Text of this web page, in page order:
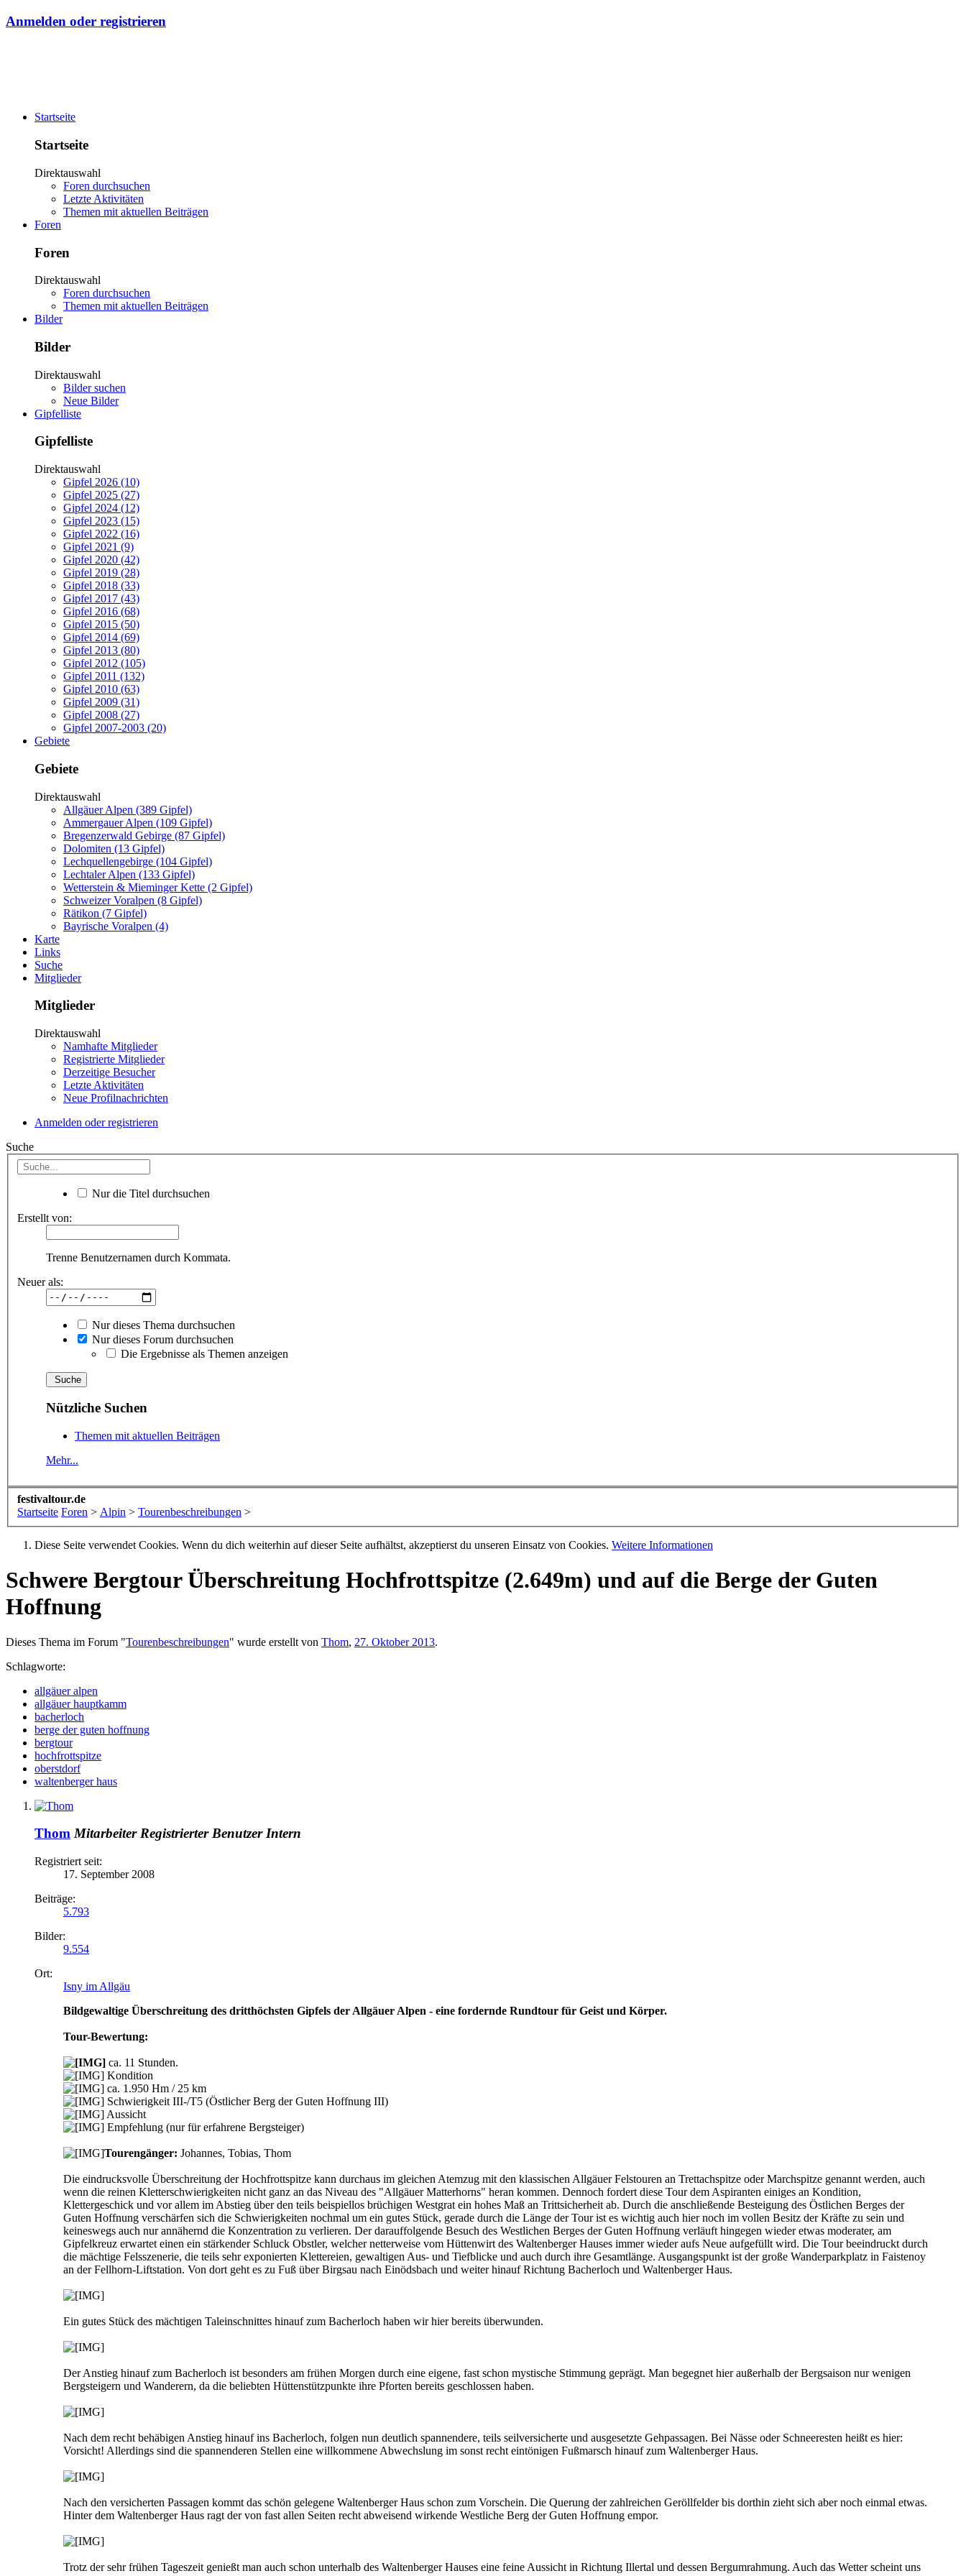
Anmelden oder registrieren
Startseite
Startseite
Direktauswahl
Foren durchsuchen
Letzte Aktivitäten
Themen mit aktuellen Beiträgen
Foren
Foren
Direktauswahl
Foren durchsuchen
Themen mit aktuellen Beiträgen
Bilder
Bilder
Direktauswahl
Bilder suchen
Neue Bilder
Gipfelliste
Gipfelliste
Direktauswahl
Gipfel 2026 (10)
Gipfel 2025 (27)
Gipfel 2024 (12)
Gipfel 2023 (15)
Gipfel 2022 (16)
Gipfel 2021 (9)
Gipfel 2020 (42)
Gipfel 2019 (28)
Gipfel 2018 (33)
Gipfel 2017 (43)
Gipfel 2016 (68)
Gipfel 2015 (50)
Gipfel 2014 (69)
Gipfel 2013 (80)
Gipfel 2012 (105)
Gipfel 2011 (132)
Gipfel 2010 (63)
Gipfel 2009 (31)
Gipfel 2008 (27)
Gipfel 2007-2003 (20)
Gebiete
Gebiete
Direktauswahl
Allgäuer Alpen (389 Gipfel)
Ammergauer Alpen (109 Gipfel)
Bregenzerwald Gebirge (87 Gipfel)
Dolomiten (13 Gipfel)
Lechquellengebirge (104 Gipfel)
Lechtaler Alpen (133 Gipfel)
Wetterstein & Mieminger Kette (2 Gipfel)
Schweizer Voralpen (8 Gipfel)
Rätikon (7 Gipfel)
Bayrische Voralpen (4)
Karte
Links
Suche
Mitglieder
Mitglieder
Direktauswahl
Namhafte Mitglieder
Registrierte Mitglieder
Derzeitige Besucher
Letzte Aktivitäten
Neue Profilnachrichten
Anmelden oder registrieren
Suche
Nur die Titel durchsuchen
Erstellt von:
Trenne Benutzernamen durch Kommata.
Neuer als:
Nur dieses Thema durchsuchen
Nur dieses Forum durchsuchen
Die Ergebnisse als Themen anzeigen
Nützliche Suchen
Themen mit aktuellen Beiträgen
Mehr...
festivaltour.de
Startseite Foren > Alpin > Tourenbeschreibungen >
Diese Seite verwendet Cookies. Wenn du dich weiterhin auf dieser Seite aufhältst, akzeptierst du unseren Einsatz von Cookies. Weitere Informationen
Schwere BergtourÜberschreitung Hochfrottspitze (2.649m) und auf die Berge der Guten
Hoffnung
Dieses Thema im Forum "Tourenbeschreibungen" wurde erstellt von Thom, 27. Oktober 2013.
Schlagworte:
allgäuer alpen
allgäuer hauptkamm
bacherloch
berge der guten hoffnung
bergtour
hochfrottspitze
oberstdorf
waltenberger haus
Thom Mitarbeiter Registrierter Benutzer Intern
Registriert seit:
17. September 2008
Beiträge:
5.793
Bilder:
9.554
Ort:
Isny im Allgäu
Bildgewaltige Überschreitung des dritthöchsten Gipfels der Allgäuer Alpen - eine fordernde Rundtour für Geist und Körper.
Tour-Bewertung:
ca. 11 Stunden.
Kondition
ca. 1.950 Hm / 25 km
Schwierigkeit III-/T5 (Östlicher Berg der Guten Hoffnung III)
Aussicht
Empfehlung (nur für erfahrene Bergsteiger)
Tourengänger: Johannes, Tobias, Thom
Die eindrucksvolle Überschreitung der Hochfrottspitze kann durchaus im gleichen Atemzug mit den klassischen Allgäuer Felstouren an Trettachspitze oder Marchspitze genannt werden, auch
wenn die reinen Kletterschwierigkeiten nicht ganz an das Niveau des "Allgäuer Matterhorns" heran kommen. Dennoch fordert diese Tour dem Aspiranten einiges an Kondition,
Klettergeschick und vor allem im Abstieg über den teils beispiellos brüchigen Westgrat ein hohes Maß an Trittsicherheit ab. Durch die anschließende Besteigung des Östlichen Berges der
Guten Hoffnung verschärfen sich die Schwierigkeiten nochmal um ein gutes Stück, gerade durch die Länge der Tour ist es wichtig auch hier noch im vollen Besitz der Kräfte zu sein und
keineswegs auch nur annähernd die Konzentration zu verlieren. Der darauffolgende Besuch des Westlichen Berges der Guten Hoffnung verläuft hingegen wieder etwas moderater, am
Gipfelkreuz erwartet einen ein stärkender Schluck Obstler, welcher netterweise vom Hüttenwirt des Waltenberger Hauses immer wieder aufs Neue aufgefüllt wird. Die Tour beeindruckt durch
die mächtige Felsszenerie, die teils sehr exponierten Klettereien, gewaltigen Aus- und Tiefblicke und auch durch ihre Gesamtlänge. Ausgangspunkt ist der große Wanderparkplatz in Faistenoy
an der Fellhorn-Liftstation. Von dort geht es zu Fuß über Birgsau nach Einödsbach und weiter hinauf Richtung Bacherloch und Waltenberger Haus.
Ein gutes Stück des mächtigen Taleinschnittes hinauf zum Bacherloch haben wir hier bereits überwunden.
Der Anstieg hinauf zum Bacherloch ist besonders am frühen Morgen durch eine eigene, fast schon mystische Stimmung geprägt. Man begegnet hier außerhalb der Bergsaison nur wenigen
Bergsteigern und Wanderern, da die beliebten Hüttenstützpunkte ihre Pforten bereits geschlossen haben.
Nach dem recht behäbigen Anstieg hinauf ins Bacherloch, folgen nun deutlich spannendere, teils seilversicherte und ausgesetzte Gehpassagen. Bei Nässe oder Schneeresten heißt es hier:
Vorsicht! Allerdings sind die spannenderen Stellen eine willkommene Abwechslung im sonst recht eintönigen Fußmarsch hinauf zum Waltenberger Haus.
Nach den versicherten Passagen kommt das schön gelegene Waltenberger Haus schon zum Vorschein. Die Querung der zahlreichen Geröllfelder bis dorthin zieht sich aber noch einmal etwas.
Hinter dem Waltenberger Haus ragt der von fast allen Seiten recht abweisend wirkende Westliche Berg der Guten Hoffnung empor.
Trotz der sehr frühen Tageszeit genießt man auch schon unterhalb des Waltenberger Hauses eine feine Aussicht in Richtung Illertal und dessen Bergumrahmung. Auch das Wetter scheint uns